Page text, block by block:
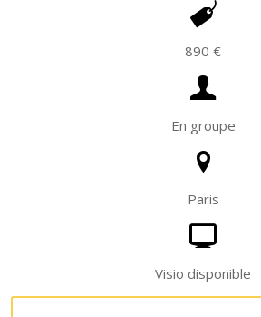
890 €
En groupe
Paris
Visio disponible